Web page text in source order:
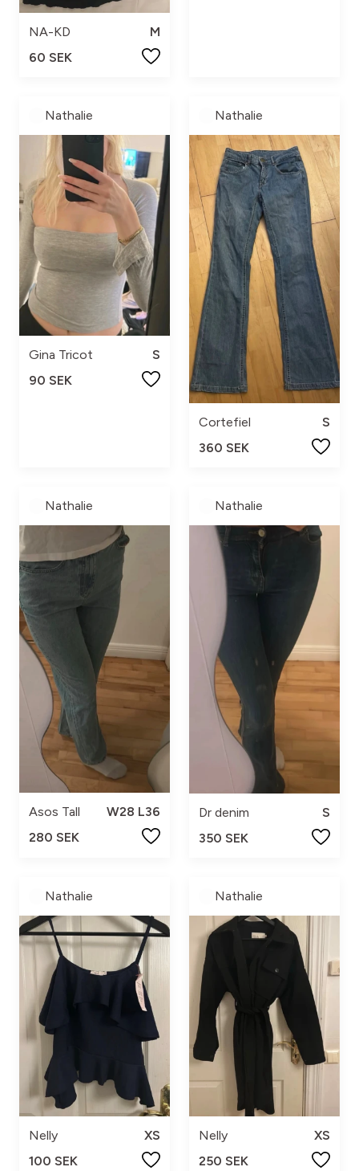
NA-KD
M
60 SEK
Nathalie
Gina Tricot
S
90 SEK
Nathalie
Cortefiel
S
360 SEK
Nathalie
Asos Tall
W28 L36
280 SEK
Nathalie
Dr denim
S
350 SEK
Nathalie
Nelly
XS
100 SEK
Nathalie
Nelly
XS
250 SEK